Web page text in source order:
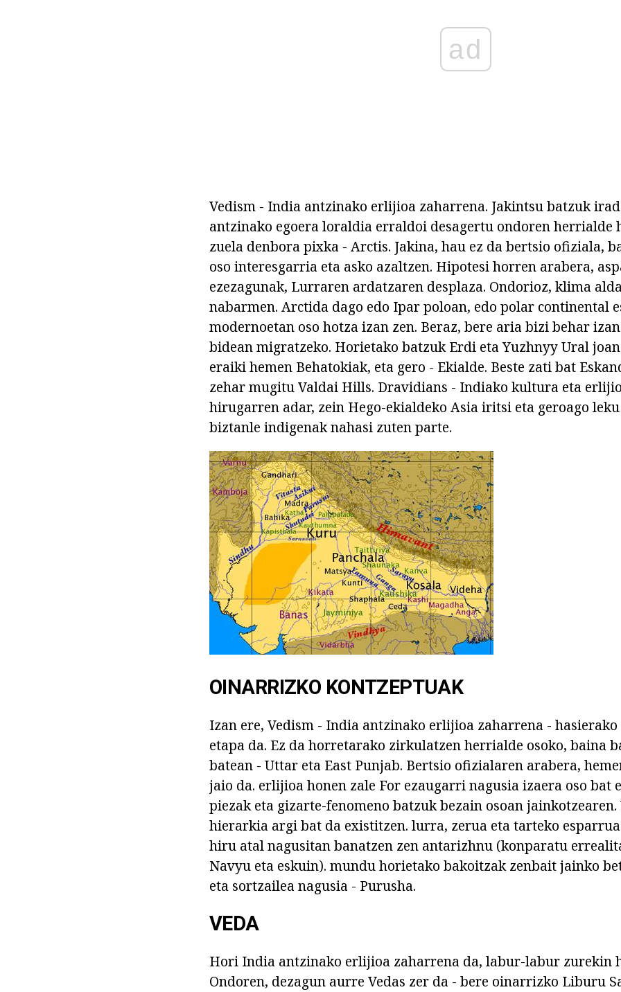
ad
Vedism - India antzinako erlijioa zaharrena. Jakintsu batzuk
antzinako egoera loraldia erraldoi desagertu ondoren herrialde
zuela denbora pixka - Arctis. Jakina, hau ez da bertsio ofiziala,
oso interesgarria eta asko azaltzen. Hipotesi horren arabera,
ezezagunak, Lurraren ardatzaren desplaza. Ondorioz, klima
nabarmen. Arctida dago edo Ipar poloan, edo polar continental
modernoetan oso hotza izan zen. Beraz, bere aria bizi behar
bidean migratzeko. Horietako batzuk Erdi eta Yuzhnyy Ural
eraiki hemen Behatokiak, eta gero - Ekialde. Beste zati bat
zehar mugitu Valdai Hills. Dravidians - Indiako kultura eta
hirugarren adar, zein Hego-ekialdeko Asia iritsi eta geroago
biztanle indigenak nahasi zuten parte.
OINARRIZKO KONTZEPTUAK
Izan ere, Vedism - India antzinako erlijioa zaharrena -
etapa da. Ez da horretarako zirkulatzen herrialde osoko, baina
batean - Uttar eta East Punjab. Bertsio ofizialaren arabera,
jaio da. erlijioa honen zale For ezaugarri nagusia izaera oso bat
piezak eta gizarte-fenomeno batzuk bezain osoan
hierarkia argi bat da existitzen. lurra, zerua eta tarteko
hiru atal nagusitan banatzen zen antarizhnu (konparatu
Navyu eta eskuin). mundu horietako bakoitzak zenbait jainko
eta sortzailea nagusia - Purusha.
VEDA
Hori India antzinako erlijioa zaharrena da, labur-labur zurekin
Ondoren, dezagun aurre Vedas zer da - bere oinarrizko Liburu